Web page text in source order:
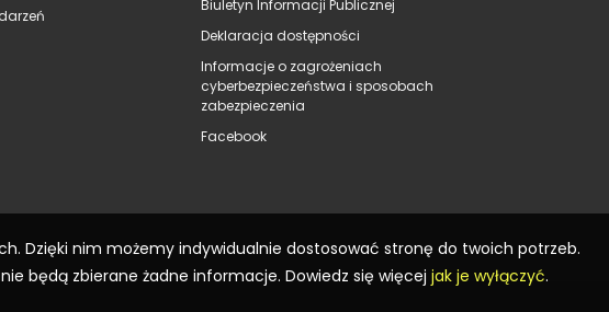
Biuletyn Informacji Publicznej
Deklaracja dostępności
Informacje o zagrożeniach
cyberbezpieczeństwa i sposobach
zabezpieczenia
Facebook
Dzięki nim możemy indywidualnie dostosować stronę do twoich potrzeb.
będą zbierane żadne informacje. Dowiedz się więcej jak je wyłączyć.